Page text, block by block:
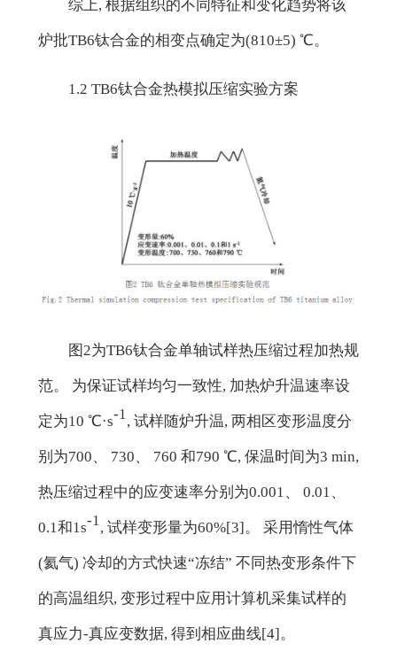
综上, 根据组织的不同特征和变化趋势将该
炉批TB6钛合金的相变点确定为(810±5) ℃。
1.2 TB6钛合金热模拟压缩实验方案
图2为TB6钛合金单轴试样热压缩过程加热规
范。 为保证试样均匀一致性, 加热炉升温速率设
定为10 ℃·s-1 , 试样随炉升温, 两相区变形温度分
别为700、 730、 760 和790 ℃, 保温时间为3 min,
热压缩过程中的应变速率分别为0.001、 0.01、
0.1和1s-1 , 试样变形量为60%[3]。 采用惰性气体
(氦气) 冷却的方式快速“冻结” 不同热变形条件下
的高温组织, 变形过程中应用计算机采集试样的
真应力-真应变数据, 得到相应曲线[4]。